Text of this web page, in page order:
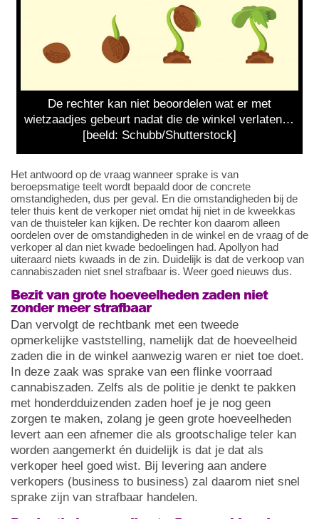
De rechter kan niet beoordelen wat er met
wietzaadjes gebeurt nadat die de winkel verlaten…
[beeld: Schubb/Shutterstock]
Het antwoord op de vraag wanneer sprake is van
beroepsmatige teelt wordt bepaald door de concrete
omstandigheden, dus per geval. En die omstandigheden bij de
teler thuis kent de verkoper niet omdat hij niet in de kweekkas
van de thuisteler kan kijken. De rechter kon daarom alleen
oordelen over de omstandigheden in de winkel en de vraag of de
verkoper al dan niet kwade bedoelingen had. Apollyon had
uiteraard niets kwaads in de zin. Duidelijk is dat de verkoop van
cannabiszaden niet snel strafbaar is. Weer goed nieuws dus.
Bezit van grote hoeveelheden zaden niet
zonder meer strafbaar
Dan vervolgt de rechtbank met een tweede
opmerkelijke vaststelling, namelijk dat de hoeveelheid
zaden die in de winkel aanwezig waren er niet toe doet.
In deze zaak was sprake van een flinke voorraad
cannabiszaden. Zelfs als de politie je denkt te pakken
met honderdduizenden zaden hoef je je nog geen
zorgen te maken, zolang je geen grote hoeveelheden
levert aan een afnemer die als grootschalige teler kan
worden aangemerkt én duidelijk is dat je dat als
verkoper heel goed wist. Bij levering aan andere
verkopers (business to business) zal daarom niet snel
sprake zijn van strafbaar handelen.